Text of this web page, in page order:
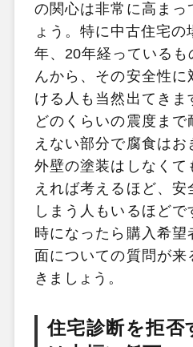
の関心は非常に高まっ
ょう。特に中古住宅
年、20年経っている
んから、その安全性
ける人も当然出てきま
どのくらいの震度ま
えない部分で腐食は
外壁の塗装はしなくて
えれば考えるほど、
しまう人もいるほど
時になったら購入希望
面についての質問が来
きましょう。
住宅診断を拒否